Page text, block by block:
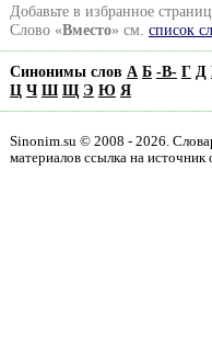
Добавьте в избранное
Слово «Вместо» см. список
Синонимы слов А Б -В- Г Д
Ц Ч Ш Щ Э Ю Я
Sinonim.su © 2008 - 2026.
материалов ссылка на источник